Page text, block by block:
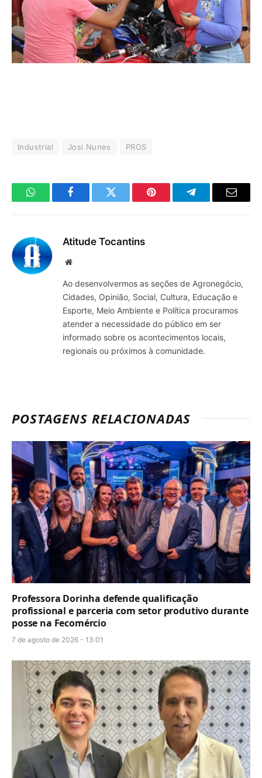
Industrial Josi Nunes PROS
WhatsAppFacebookTwitter Pinterest TelegramaE-
Atitude Tocantins
Site
Ao desenvolvermos as seções de Agronegócio,
Cidades, Opinião, Social, Cultura, Educação e
Esporte, Meio Ambiente e Política procuramos
atender a necessidade do público em ser
informado sobre os acontecimentos locais,
regionais ou próximos à comunidade.
POSTAGENS RELACIONADAS
Professora Dorinha defende qualificação
profissional e parceria com setor produtivo durante
posse na Fecomércio
7 de agosto de 2026 - 13:01